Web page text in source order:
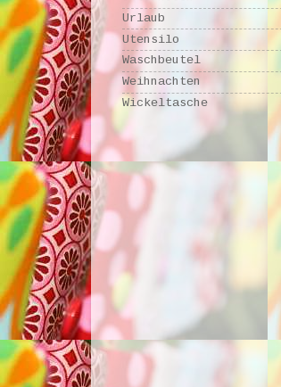
Urlaub
Utensilo
Waschbeutel
Weihnachten
Wickeltasche